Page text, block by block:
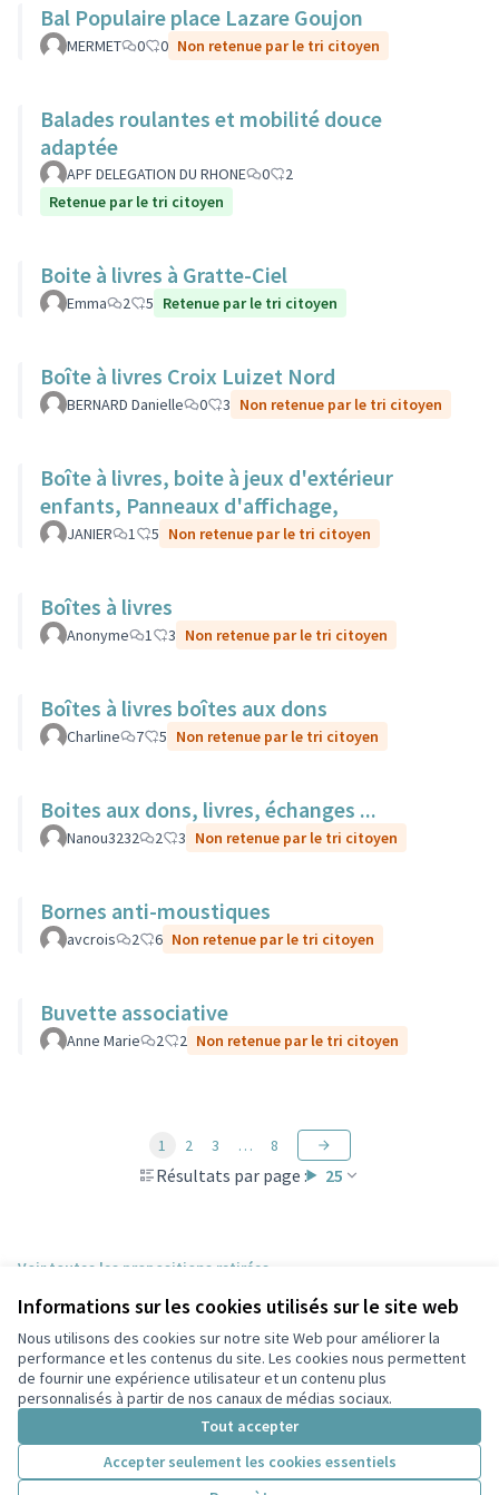
Informations sur les cookies utilisés sur le site web
Nous utilisons des cookies sur notre site Web pour améliorer la
performance et les contenus du site. Les cookies nous permettent
de fournir une expérience utilisateur et un contenu plus
personnalisés à partir de nos canaux de médias sociaux.
Tout accepter
Accepter seulement les cookies essentiels
Bal Populaire place Lazare Goujon
MERMET 0 0 Non retenue par le tri citoyen
Balades roulantes et mobilité douce
adaptée
APF DELEGATION DU RHONE 0
2
Retenue par le tri citoyen
Boite à livres à Gratte-Ciel
Emma 2 5 Retenue par le tri citoyen
Boîte à livres Croix Luizet Nord
BERNARD Danielle 0 3 Non retenue par le tri citoyen
Boîte à livres, boite à jeux d'extérieur
enfants, Panneaux d'affichage,
JANIER 1 5 Non retenue par le tri citoyen
Boîtes à livres
Anonyme 1 3 Non retenue par le tri citoyen
Boîtes à livres boîtes aux dons
Charline 7 5 Non retenue par le tri citoyen
Boites aux dons, livres, échanges ...
Nanou3232 2 3 Non retenue par le tri citoyen
Bornes anti-moustiques
avcrois 2 6 Non retenue par le tri citoyen
Buvette associative
Anne Marie 2 2 Non retenue par le tri citoyen
Résultats par page : 25
1 2 3 … 8
Voir toutes les propositions retirées
Conditions d'utilisation
Paramètres des cookies
Participez Villeurbanne sur X
(Lien externe)
Participez Villeurbanne sur Facebook
Participez Villeurbanne sur Instagram
Participez Villeurbanne sur YouTube
(Lien externe)
Licence
(Lien